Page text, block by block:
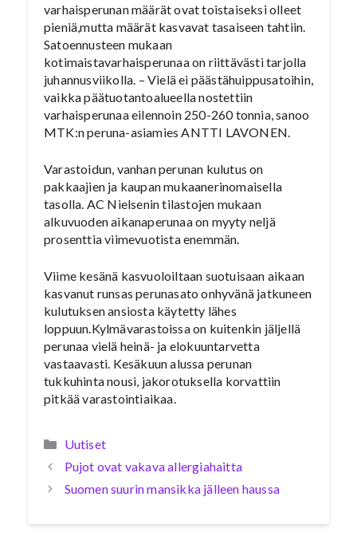
varhaisperunan määrät ovat toistaiseksi olleet
pieniä,mutta määrät kasvavat tasaiseen tahtiin.
Satoennusteen mukaan
kotimaistavarhaisperunaa on riittävästi tarjolla
juhannusviikolla. – Vielä ei päästähuippusatoihin,
vaikka päätuotantoalueella nostettiin
varhaisperunaa eilennoin 250-260 tonnia, sanoo
MTK:n peruna-asiamies ANTTI LAVONEN.
Varastoidun, vanhan perunan kulutus on
pakkaajien ja kaupan mukaanerinomaisella
tasolla. AC Nielsenin tilastojen mukaan
alkuvuoden aikanaperunaa on myyty neljä
prosenttia viimevuotista enemmän.
Viime kesänä kasvuoloiltaan suotuisaan aikaan
kasvanut runsas perunasato onhyvänä jatkuneen
kulutuksen ansiosta käytetty lähes
loppuun.Kylmävarastoissa on kuitenkin jäljellä
perunaa vielä heinä- ja elokuuntarvetta
vastaavasti. Kesäkuun alussa perunan
tukkuhinta nousi, jakorotuksella korvattiin
pitkää varastointiaikaa.
Kategoriat
Uutiset
Pujot ovat vakava allergiahaitta
Suomen suurin mansikka jälleen haussa